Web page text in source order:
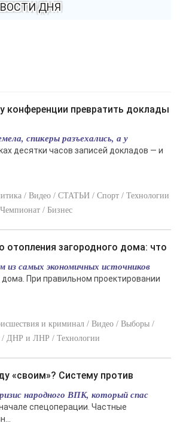
ДНЯ
спикеры разъехались, а у
десятки часов записей докладов — и
/ Видео / СТАТЬИ / Спорт / Технологии
/ Бизнес
отопления загородного дома: что
из самых экономичных источников
дома. При правильном проектировании
и криминал / Видео / Выборы /
/ ДНР и ЛНР / Технологии
«своим»? Систему против
народного ВПК, который спас
спецоперации. Частные